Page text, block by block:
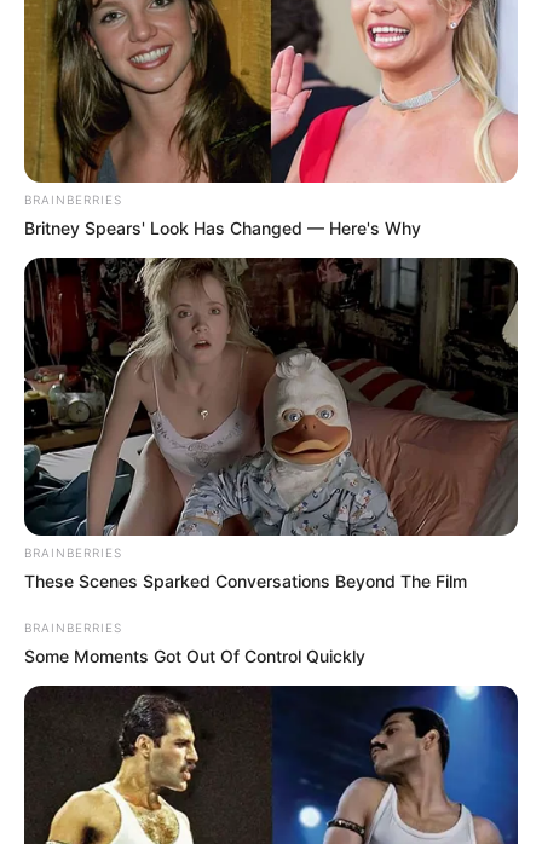
BRAINBERRIES
Britney Spears' Look Has Changed — Here's Why
BRAINBERRIES
These Scenes Sparked Conversations Beyond The Film
BRAINBERRIES
Some Moments Got Out Of Control Quickly